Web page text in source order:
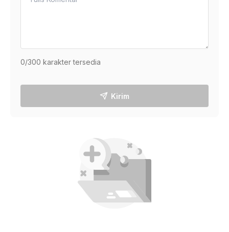
0/300 karakter tersedia
Kirim